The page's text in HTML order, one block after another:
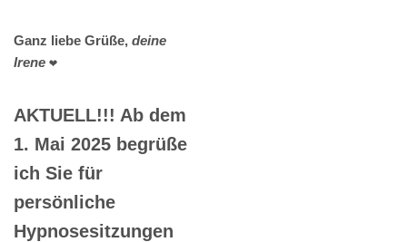
Ganz liebe Grüße, deine
Irene ❤️
AKTUELL!!! Ab dem
1. Mai 2025 begrüße
ich Sie für
persönliche
Hypnosesitzungen